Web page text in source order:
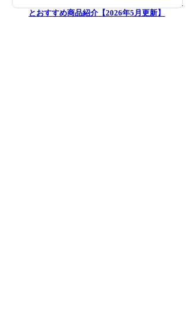
とおすすめ商品紹介【2026年5月更新】